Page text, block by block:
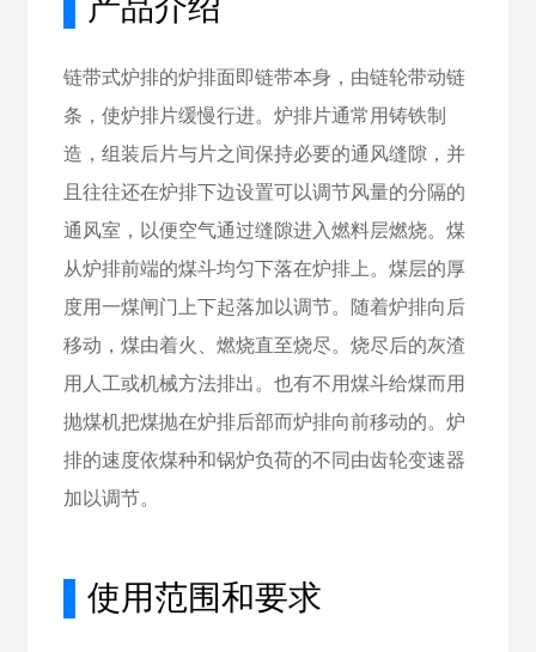
产品介绍
链带式炉排的炉排面即链带本身，由链轮带动链
条，使炉排片缓慢行进。炉排片通常用铸铁制
造，组装后片与片之间保持必要的通风缝隙，并
且往往还在炉排下边设置可以调节风量的分隔的
通风室，以便空气通过缝隙进入燃料层燃烧。煤
从炉排前端的煤斗均匀下落在炉排上。煤层的厚
度用一煤闸门上下起落加以调节。随着炉排向后
移动，煤由着火、燃烧直至烧尽。烧尽后的灰渣
用人工或机械方法排出。也有不用煤斗给煤而用
抛煤机把煤抛在炉排后部而炉排向前移动的。炉
排的速度依煤种和锅炉负荷的不同由齿轮变速器
加以调节。
使用范围和要求